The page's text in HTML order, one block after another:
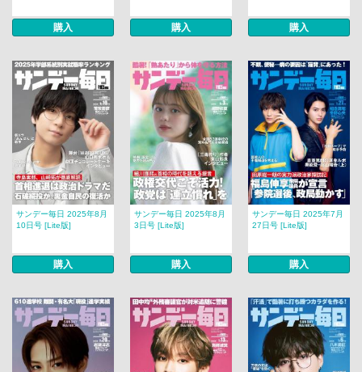
購入 購入 購入
サンデー毎日 2025年8月
10日号 [Lite版]
購入
サンデー毎日 2025年8月
3日号 [Lite版]
購入
サンデー毎日 2025年7月
27日号 [Lite版]
購入